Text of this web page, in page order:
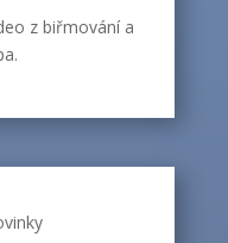
z biřmování a